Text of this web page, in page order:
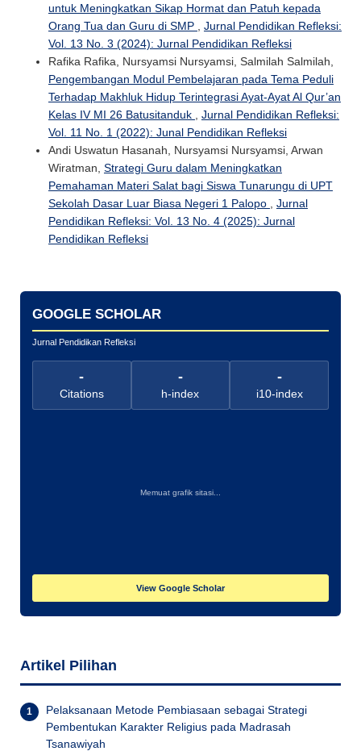
untuk Meningkatkan Sikap Hormat dan Patuh kepada
Orang Tua dan Guru di SMP
Jurnal Pendidikan Refleksi:
Vol. 13 No. 3 (2024): Jurnal Pendidikan Refleksi
Rafika Rafika, Nursyamsi Nursyamsi, Salmilah Salmilah,
Pengembangan Modul Pembelajaran pada Tema Peduli
Terhadap Makhluk Hidup Terintegrasi Ayat-Ayat Al Qur’an
Kelas IV MI 26 Batusitanduk
Jurnal Pendidikan Refleksi:
Vol. 11 No. 1 (2022): Junal Pendidikan Refleksi
Andi Uswatun Hasanah, Nursyamsi Nursyamsi, Arwan
Wiratman, Strategi Guru dalam Meningkatkan
Pemahaman Materi Salat bagi Siswa Tunarungu di UPT
Sekolah Dasar Luar Biasa Negeri 1 Palopo
Jurnal
Pendidikan Refleksi: Vol. 13 No. 4 (2025): Jurnal
Pendidikan Refleksi
GOOGLE SCHOLAR
Jurnal Pendidikan Refleksi
-
Citations
-
h-index
-
i10-index
Memuat grafik sitasi...
View Google Scholar
Artikel Pilihan
Pelaksanaan Metode Pembiasaan sebagai Strategi
Pembentukan Karakter Religius pada Madrasah
Tsanawiyah